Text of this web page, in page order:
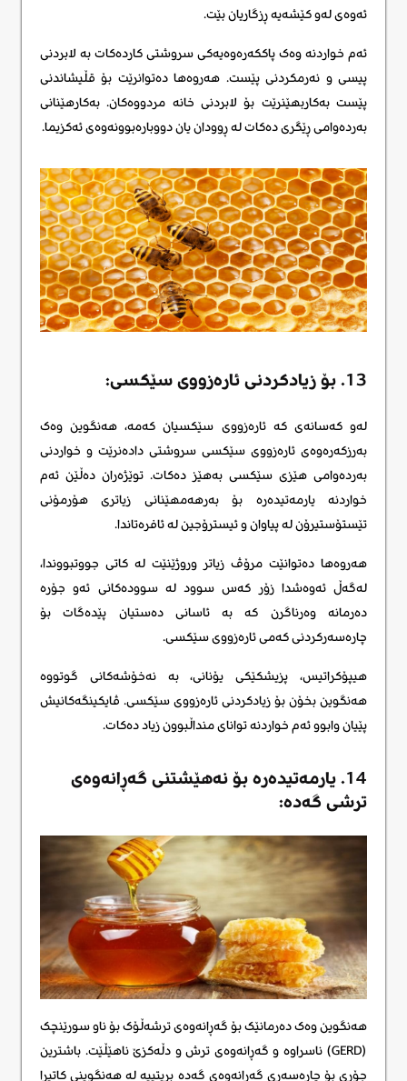
ئەوەی لەو کێشەیە ڕزگاریان بێت.
ئەم خواردنە وەک پاککەرەوەیەکی سروشتی کاردەکات بە لابردنی
پیسی و نەرمکردنی پێست. هەروەها دەتوانرێت بۆ قڵیشاندنی
پێست بەکاربهێنرێت بۆ لابردنی خانە مردووەکان. بەکارهێنانی
بەردەوامی ڕێگری دەکات لە ڕوودان یان دووبارەبوونەوەی ئەکزیما.
13. بۆ زیادکردنی ئارەزووی سێکسی:
لەو کەسانەی کە ئارەزووی سێکسیان کەمە، هەنگوین وەک
بەرزکەرەوەی ئارەزووی سێکسی سروشتی دادەنرێت و خواردنی
بەردەوامی هێزی سێکسی بەهێز دەکات. توێژەران دەڵێن ئەم
خواردنە یارمەتیدەرە بۆ بەرهەمهێنانی زیاتری هۆرمۆنی
تێستۆستیرۆن لە پیاوان و ئیسترۆجین لە ئافرەتاندا.
هەروەها دەتوانێت مرۆڤ زیاتر وروژێنێت لە کاتی جووتبووندا،
لەگەڵ ئەوەشدا زۆر کەس سوود لە سوودەکانی ئەو جۆرە
دەرمانە وەرناگرن کە بە ئاسانی دەستیان پێدەگات بۆ
چارەسەرکردنی کەمی ئارەزووی سێکسی.
هیپۆکراتیس، پزیشکێکی یۆنانی، بە نەخۆشەکانی گوتووە
هەنگوین بخۆن بۆ زیادکردنی ئارەزووی سێکسی. ڤایکینگەکانیش
پێیان وابوو ئەم خواردنە توانای منداڵبوون زیاد دەکات.
14. یارمەتیدەرە بۆ نەهێشتنی گەڕانەوەی
ترشی گەدە:
هەنگوین وەک دەرمانێک بۆ گەڕانەوەی ترشەڵۆک بۆ ناو سورێنچک
(GERD) ناسراوە و گەڕانەوەی ترش و دڵەکزێ ناهێڵێت. باشترین
جۆری بۆ چارەسەری گەڕانەوەی گەدە بریتییە لە هەنگوینی کاتیرا